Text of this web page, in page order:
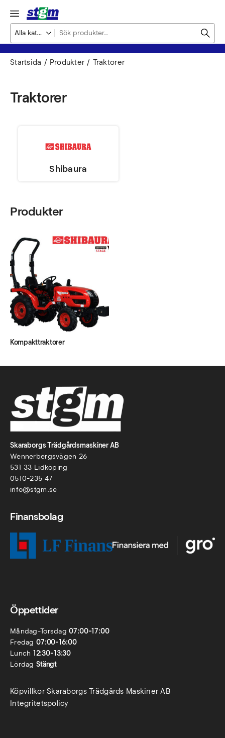
Startsida Produkter Traktorer
Traktorer
Shibaura
Produkter
Kompakttraktorer
Skaraborgs Trädgårdsmaskiner AB
Wennerbergsvägen 26
531 33 Lidköping
0510-235 47
info@stgm.se
Finansbolag
Öppettider
Måndag-Torsdag07:00-17:00
Fredag 07:00-16:00
Lunch 12:30-13:30
Lördag Stängt
Köpvillkor Skaraborgs Trädgårds Maskiner AB
Integritetspolicy